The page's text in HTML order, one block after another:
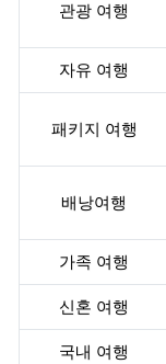
관광 여행
자유 여행
패키지 여행
배낭여행
가족 여행
신혼 여행
국내 여행